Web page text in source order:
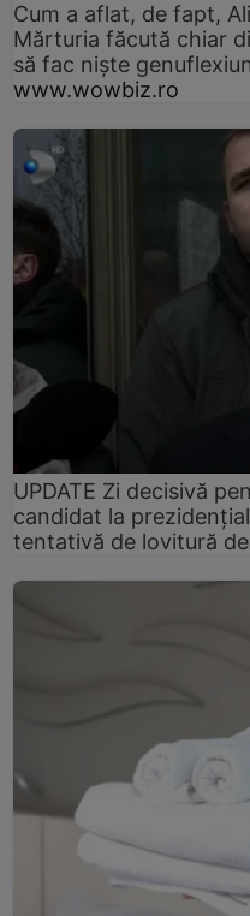
Cum a aflat, de fapt,
Mărturia făcută chiar
să fac niște
www.wowbiz.ro
UPDATE Zi decisivă
candidat la
tentativă de lovitură